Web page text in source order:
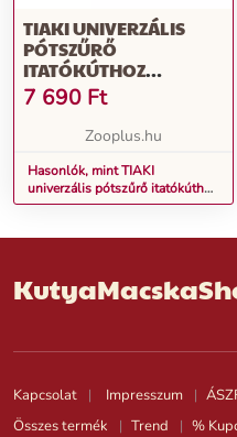
TIAKI UNIVERZÁLIS
PÓTSZŰRŐ
ITATÓKÚTHOZ
TARTOZÉKOK, 6DB
7 690 Ft
Zooplus.hu
Hasonlók, mint TIAKI
univerzális pótszűrő itatókúthoz
tartozékok, 6db
Kapcsolat Impresszum
Összes termék
Trend %